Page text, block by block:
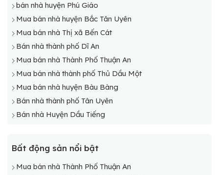
bán nhà huyện Phú Giáo
Mua bán nhà huyện Bắc Tân Uyên
Mua bán nhà Thị xã Bến Cát
Bán nhà thành phố Dĩ An
Mua bán nhà Thành Phố Thuận An
Mua bán nhà thành phố Thủ Dầu Một
Mua bán nhà huyện Bàu Bàng
Bán nhà thành phố Tân Uyên
Bán nhà Huyện Dầu Tiếng
Bất động sản nổi bật
Mua bán nhà Thành Phố Thuận An